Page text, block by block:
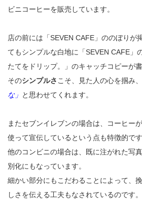
ビニコーヒーを販売しています。
店の前には「SEVEN CAFE」ののぼりが
てもシンプルな白地に「SEVEN CAFE」
たてをドリップ。」のキャッチコピーが
そのシンプルさこそ、見た人の心を掴み、
な」 と思わせてくれます。
またセブンイレブンの場合は、コーヒー
使って宣伝しているという点も特徴的です
他のコンビニの場合は、既に注がれた写
別化にもなっています。
細かい部分にもこだわることによって、
しさを伝える工夫もなされているのです。